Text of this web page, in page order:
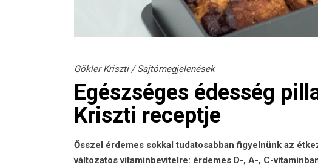
Gökler Kriszti/Sajtómegjelenések
Egészséges édesség
Kriszti receptje
Ősszel érdemes sokkal tudatosabban figyelnünk az
változatos vitaminbevitelre: érdemes D-, A-, C-